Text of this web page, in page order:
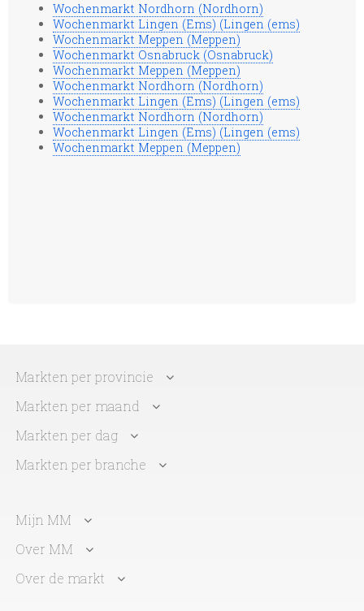
Wochenmarkt Nordhorn (Nordhorn)
Wochenmarkt Lingen (Ems) (Lingen (ems)
Wochenmarkt Meppen (Meppen)
Wochenmarkt Osnabruck (Osnabruck)
Wochenmarkt Meppen (Meppen)
Wochenmarkt Nordhorn (Nordhorn)
Wochenmarkt Lingen (Ems) (Lingen (ems)
Wochenmarkt Nordhorn (Nordhorn)
Wochenmarkt Lingen (Ems) (Lingen (ems)
Wochenmarkt Meppen (Meppen)
Markten per provincie
Markten per maand
Markten per dag
Markten per branche
Mijn MM
Over MM
Over de markt